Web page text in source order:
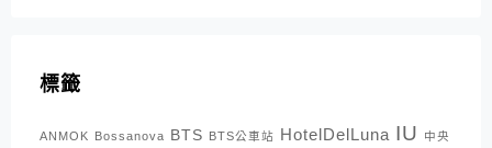
標籤
ANMOK Bossanova BTS BTS公車站 HotelDelLuna IU
中央